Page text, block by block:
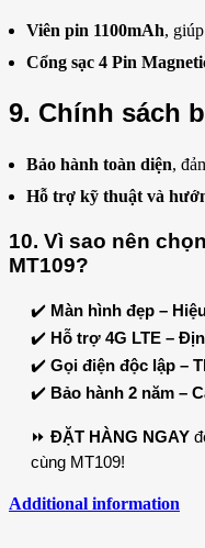
Viên pin 1100mAh,
Cổng sạc 4 Pin
9. Chính sách
Bảo hành toàn diện,
Hỗ trợ kỹ thuật và
10. Vì sao nên
MT109?
✔️ Màn hình đẹp –
✔️ Hỗ trợ 4G LTE –
✔️ Gọi điện độc lập –
✔️ Bảo hành 2 năm –
⏩ ĐẶT HÀNG NGAY
cùng MT109!
Additional information